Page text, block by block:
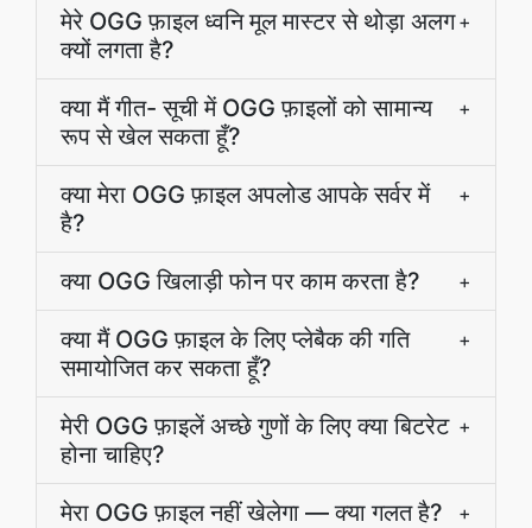
मेरे OGG फ़ाइल ध्वनि मूल मास्टर से थोड़ा अलग
क्यों लगता है?
+
क्या मैं गीत- सूची में OGG फ़ाइलों को सामान्य
रूप से खेल सकता हूँ?
+
क्या मेरा OGG फ़ाइल अपलोड आपके सर्वर में
है?
+
क्या OGG खिलाड़ी फोन पर काम करता है? +
क्या मैं OGG फ़ाइल के लिए प्लेबैक की गति
समायोजित कर सकता हूँ?
+
मेरी OGG फ़ाइलें अच्छे गुणों के लिए क्या बिटरेट
होना चाहिए?
+
मेरा OGG फ़ाइल नहीं खेलेगा — क्या गलत है? +